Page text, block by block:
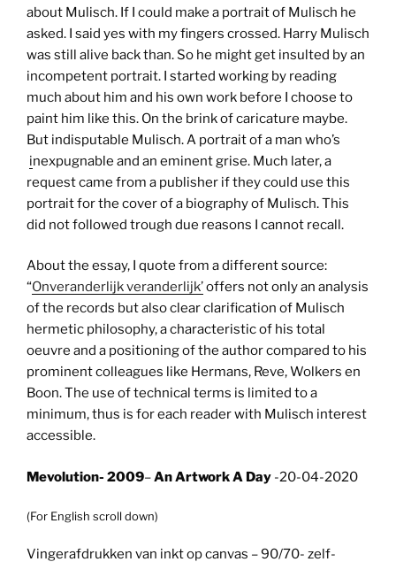
about Mulisch. If I could make a portrait of Mulisch he
asked. I said yes with my fingers crossed. Harry Mulisch
was still alive back than. So he might get insulted by an
incompetent portrait. I started working by reading
much about him and his own work before I choose to
paint him like this. On the brink of caricature maybe.
But indisputable Mulisch. A portrait of a man who’s
inexpugnable and an eminent grise. Much later, a
request came from a publisher if they could use this
portrait for the cover of a biography of Mulisch. This
did not followed trough due reasons I cannot recall.
About the essay, I quote from a different source:
“Onveranderlijk veranderlijk’offers not only an analysis
of the records but also clear clarification of Mulisch
hermetic philosophy, a characteristic of his total
oeuvre and a positioning of the author compared to his
prominent colleagues like Hermans, Reve, Wolkers en
Boon. The use of technical terms is limited to a
minimum, thus is for each reader with Mulisch interest
accessible.
Mevolution- 2009–An Artwork A Day -20-04-2020
(For English scroll down)
Vingerafdrukken van inkt op canvas – 90/70- zelf-